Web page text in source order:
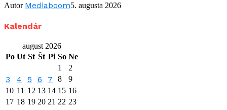
Autor Mediaboom5. augusta 2026
Kalendár
august 2026
Po Ut St Št Pi So Ne
1
2
3 4 5 6 7 8
9
10 11 12 13 14 15 16
17 18 19 20 21 22 23